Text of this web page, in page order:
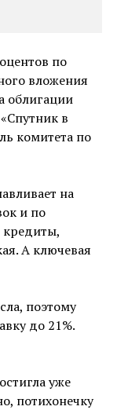
по
вложения
облигации
в
комитета по
на
и по
кредиты,
А ключевая
поэтому
до 21%.
уже
потихонечку